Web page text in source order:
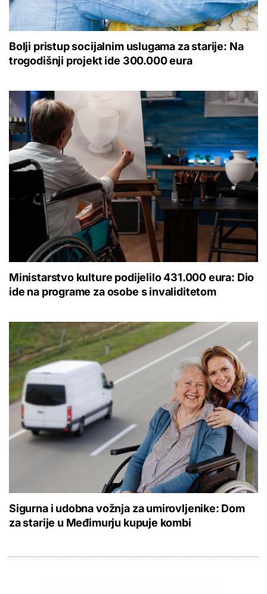
Bolji pristup socijalnim uslugama za starije: Na
trogodišnji projekt ide 300.000 eura
Ministarstvo kulture podijelilo 431.000 eura: Dio
ide na programe za osobe s invaliditetom
Sigurna i udobna vožnja za umirovljenike: Dom
za starije u Međimurju kupuje kombi